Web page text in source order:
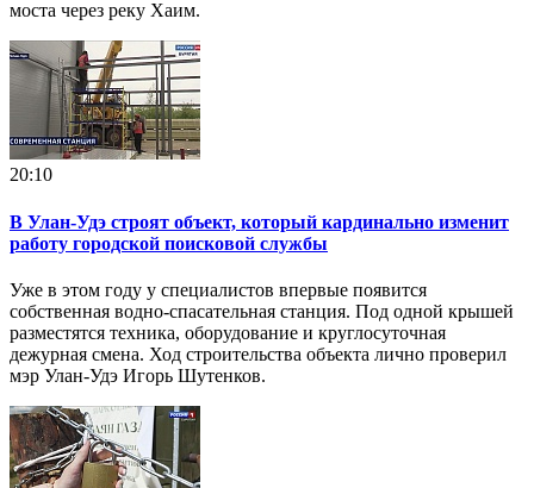
моста через реку Хаим.
20:10
В Улан-Удэ строят объект, который кардинально изменит
работу городской поисковой службы
Уже в этом году у специалистов впервые появится
собственная водно-спасательная станция. Под одной крышей
разместятся техника, оборудование и круглосуточная
дежурная смена. Ход строительства объекта лично проверил
мэр Улан-Удэ Игорь Шутенков.